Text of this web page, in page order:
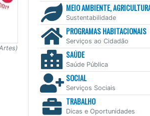
Sustentabilidade
PROGRAMAS HABITACIONAIS
Serviços ao Cidadão
SAÚDE
Saúde Pública
SOCIAL
Serviços Sociais
TRABALHO
Dicas e Oportunidades